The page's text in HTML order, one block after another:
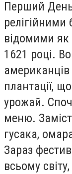
Перший
релігійними
відомими як
1621 році.
американців
плантації,
урожай.
меню.
гусака,
Зараз
всьому світу,